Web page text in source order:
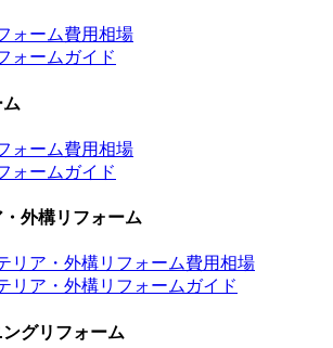
ォーム費用相場
ォームガイド
ォーム費用相場
ォームガイド
外構リフォーム
リア・外構リフォーム費用相場
リア・外構リフォームガイド
グリフォーム